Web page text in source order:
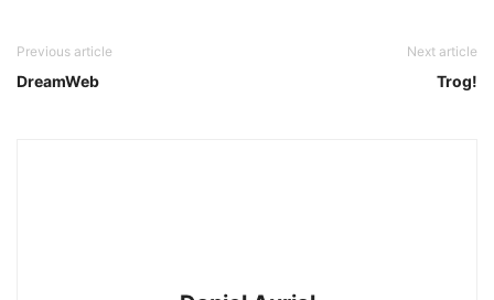
Previous article
DreamWeb
Next article
Trog!